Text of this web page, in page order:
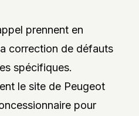
prennent en
correction de défauts
spécifiques.
le site de Peugeot
pour